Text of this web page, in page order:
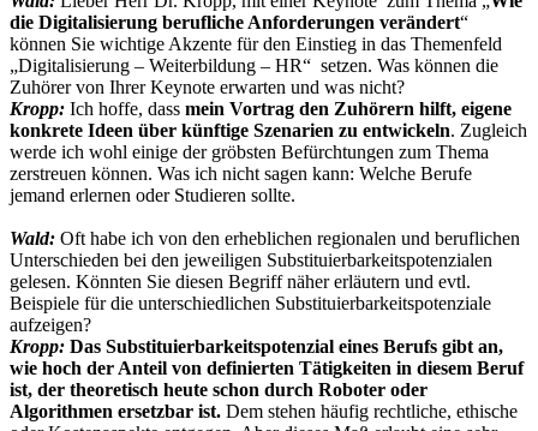
die Digitalisierung berufliche Anforderungen verändert“
können Sie wichtige Akzente für den Einstieg in das Themenfeld
„Digitalisierung – Weiterbildung – HR“ setzen. Was können die
Zuhörer von Ihrer Keynote erwarten und was nicht?
Kropp: Ich hoffe, dass mein Vortrag den Zuhörern hilft, eigene
konkrete Ideen über künftige Szenarien zu entwickeln. Zugleich
werde ich wohl einige der gröbsten Befürchtungen zum Thema
zerstreuen können. Was ich nicht sagen kann: Welche Berufe
jemand erlernen oder Studieren sollte.
Wald: Oft habe ich von den erheblichen regionalen und beruflichen
Unterschieden bei den jeweiligen Substituierbarkeitspotenzialen
gelesen. Könnten Sie diesen Begriff näher erläutern und evtl.
Beispiele für die unterschiedlichen Substituierbarkeitspotenziale
aufzeigen?
Kropp: Das Substituierbarkeitspotenzial eines Berufs gibt an,
wie hoch der Anteil von definierten Tätigkeiten in diesem Beruf
ist, der theoretisch heute schon durch Roboter oder
Algorithmen ersetzbar ist. Dem stehen häufig rechtliche, ethische